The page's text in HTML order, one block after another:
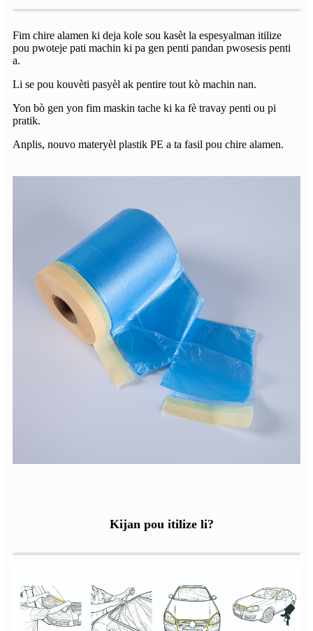
Fim chire alamen ki deja kole sou kasèt la espesyalman itilize
pou pwoteje pati machin ki pa gen penti pandan pwosesis penti
a.
Li se pou kouvèti pasyèl ak pentire tout kò machin nan.
Yon bò gen yon fim maskin tache ki ka fè travay penti ou pi
pratik.
Anplis, nouvo materyèl plastik PE a ta fasil pou chire alamen.
Kijan pou itilize li?